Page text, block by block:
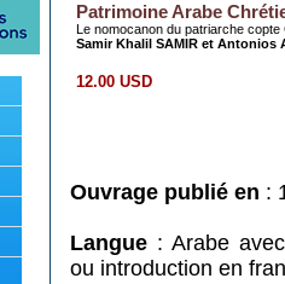
Patrimoine Arabe
Le nomocanon du patriarche
Samir Khalil SAMIR et Antonios
12.00 USD
Ouvrage publié en :
Langue : Arabe
ou introduction en